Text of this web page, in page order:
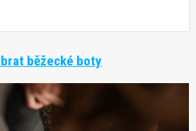
běžecké boty